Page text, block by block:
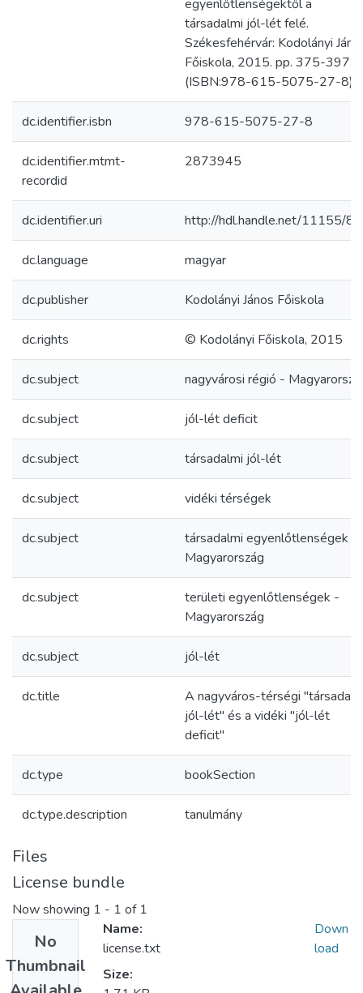
egyenlőtlenségektől a
társadalmi jól-lét felé.
Székesfehérvár: Kodolányi
Főiskola, 2015. pp. 375-397.
(ISBN:978-615-5075-27-8)
dc.identifier.isbn 978-615-5075-27-8
dc.identifier.mtmt-
recordid
2873945
dc.identifier.uri http://hdl.handle.net/11155/
dc.language magyar
dc.publisher Kodolányi János Főiskola
dc.rights © Kodolányi Főiskola, 2015
dc.subject nagyvárosi régió -
dc.subject jól-lét deficit
dc.subject társadalmi jól-lét
dc.subject vidéki térségek
dc.subject
társadalmi egyenlőtlenségek -
Magyarország
dc.subject
területi egyenlőtlenségek -
Magyarország
dc.subject jól-lét
dc.title
A nagyváros-térségi
jól-lét" és a vidéki "jól-lét
deficit"
dc.type bookSection
dc.type.description tanulmány
Files
License bundle
Now showing 1 - 1 of 1
No
Thumbnail
Name:
license.txt
Size:
Down
load